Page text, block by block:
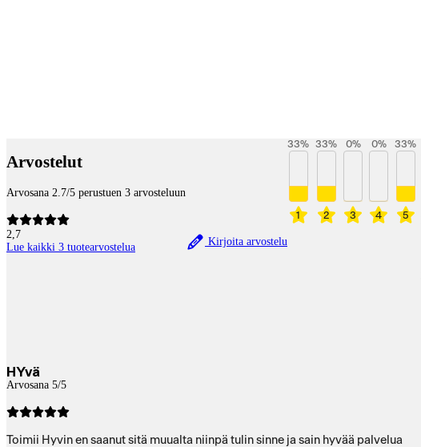
Arvostelut
Arvosana 2.7/5 perustuen 3 arvosteluun
2,7
Lue kaikki 3 tuotearvostelua
Kirjoita arvostelu
1
33%
2
33%
3
0%
4
0%
5
33%
HYvä
Arvosana 5/5
Toimii Hyvin en saanut sitä muualta niinpä tulin sinne ja sain hyvää palvelua